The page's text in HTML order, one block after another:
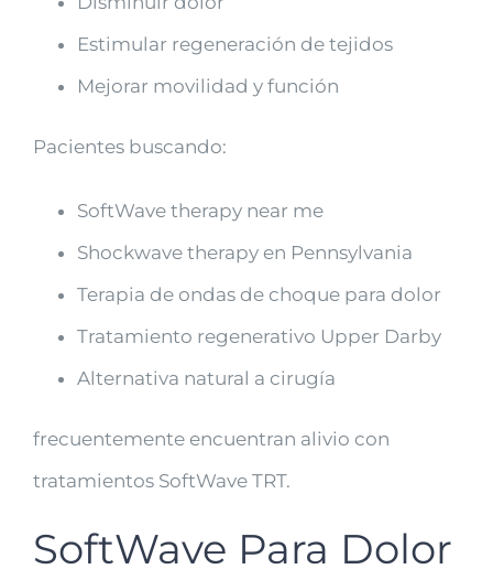
Estimular regeneración de tejidos
Mejorar movilidad y función
Pacientes buscando:
SoftWave therapy near me
Shockwave therapy en Pennsylvania
Terapia de ondas de choque para dolor
Tratamiento regenerativo Upper Darby
Alternativa natural a cirugía
frecuentemente encuentran alivio con
tratamientos SoftWave TRT.
SoftWave Para Dolor